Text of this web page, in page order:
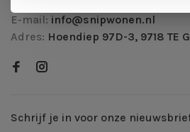
E-mail: info@snipwonen.nl
Adres: Hoendiep 97D-3, 9718 TE
Schrijf je in voor onze